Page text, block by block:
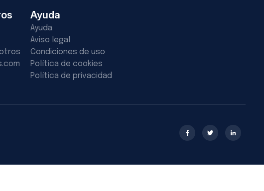
Ayuda
Ayuda
Aviso legal
Condiciones de uso
Política de cookies
Política de privacidad